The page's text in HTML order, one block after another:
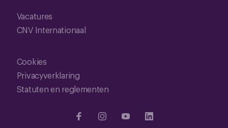
Vacatures
CNV Internationaal
Cookies
Privacyverklaring
Statuten en reglementen